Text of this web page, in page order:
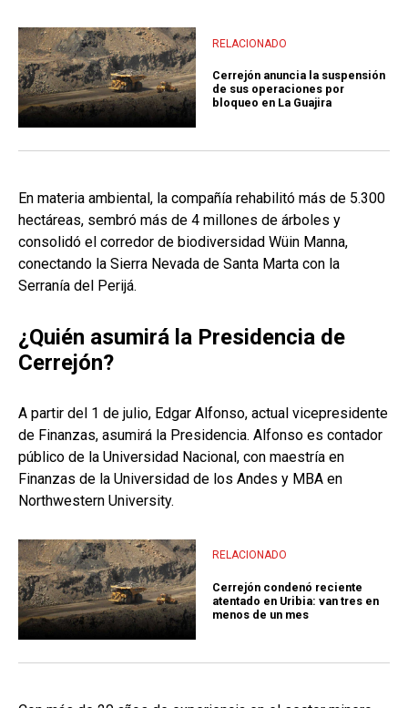
RELACIONADO
Cerrejón anuncia la suspensión
de sus operaciones por
bloqueo en La Guajira
En materia ambiental, la compañía rehabilitó más de 5.300
hectáreas, sembró más de 4 millones de árboles y
consolidó el corredor de biodiversidad Wüin Manna,
conectando la Sierra Nevada de Santa Marta con la
Serranía del Perijá.
¿Quién asumirá la Presidencia de
Cerrejón?
A partir del 1 de julio, Edgar Alfonso, actual vicepresidente
de Finanzas, asumirá la Presidencia. Alfonso es contador
público de la Universidad Nacional, con maestría en
Finanzas de la Universidad de los Andes y MBA en
Northwestern University.
RELACIONADO
Cerrejón condenó reciente
atentado en Uribia: van tres en
menos de un mes